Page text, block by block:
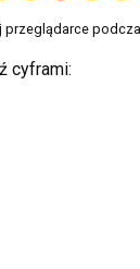
przeglądarce
cyframi: